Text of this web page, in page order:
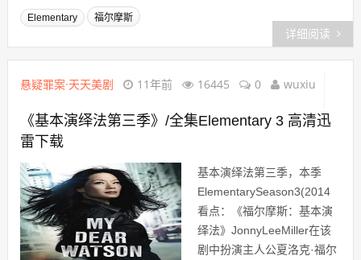
Elementary 福尔摩斯
详细阅读
悬疑罪案·天天美剧 11年前 16445 0 wuxiu
《基本演绎法第三季》/全集Elementary 3 高清迅
雷下载
基本演绎法第三季，本季
ElementarySeason3(2014
看点：《福尔摩斯：基本演
绎法》JonnyLeeMiller在该
剧中扮演主人公夏洛克·福尔